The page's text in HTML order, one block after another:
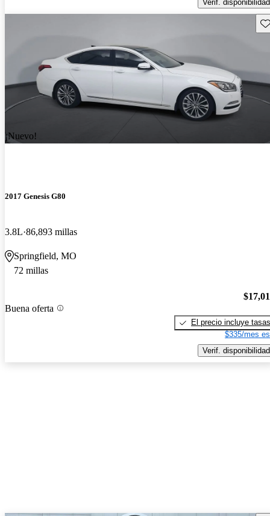
Verif. disponibilidad
¡Nuevo!
2017 Genesis G80
3.8L 86,893 millas
Springfield, MO
72 millas
Buena oferta
El precio incluye tasas
$335/mes
Verif. disponibilidad